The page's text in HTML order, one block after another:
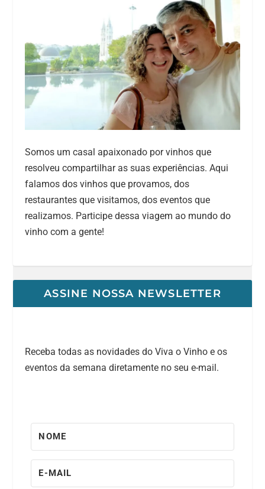
Somos um casal apaixonado por vinhos que
resolveu compartilhar as suas experiências. Aqui
falamos dos vinhos que provamos, dos
restaurantes que visitamos, dos eventos que
realizamos. Participe dessa viagem ao mundo do
vinho com a gente!
ASSINE NOSSA NEWSLETTER
Receba todas as novidades do Viva o Vinho e os
eventos da semana diretamente no seu e-mail.